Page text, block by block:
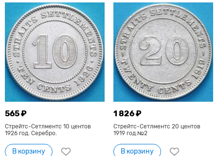
565 ₽
Стрейтс-Сетлментс 10 центов
1926 год. Серебро.
В корзину
1 826 ₽
Стрейтс-Сетлментс 20 центов
1919 год.№2
В корзину